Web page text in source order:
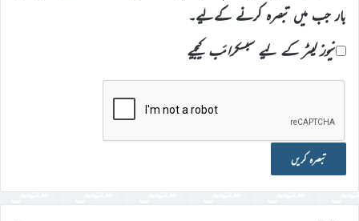
بار جب میں تبصرہ کرنے کےلیے۔
نیوز لیٹر کے لیے سبسکرائب کیجیے